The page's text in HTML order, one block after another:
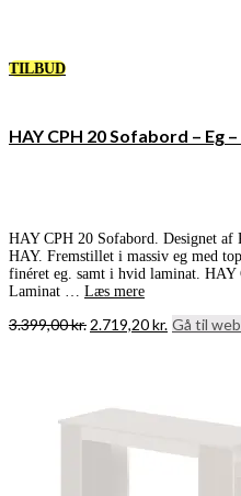
TILBUD
HAY CPH 20 Sofabord – Eg
HAY CPH 20 Sofabord. Designet
HAY. Fremstillet i massiv eg med
finéret eg. samt i hvid laminat.
Laminat … Læs mere
3.399,00kr. Den
2.719,20kr. Den
Gå til